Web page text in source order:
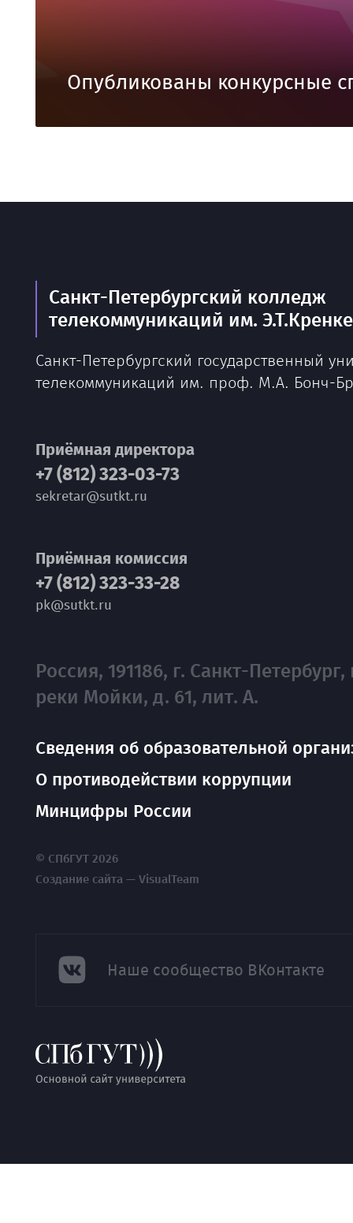
Опубликованы конкурсные
Санкт-Петербургский колледж
телекоммуникаций им.
Санкт-Петербургский государственный
телекоммуникаций им. проф. М.А. Бонч-
Приёмная директора
+7 (812) 323-03-73
sekretar@sutkt.ru
Приёмная комиссия
+7 (812) 323-33-28
pk@sutkt.ru
Россия, 191186, г. Санкт-Петербург,
реки Мойки, д. 61, лит. А.
Сведения об образовательной
О противодействии коррупции
Минцифры России
© СПбГУТ 2026
Создание сайта — VisualTeam
Наше сообщество ВКонтакте